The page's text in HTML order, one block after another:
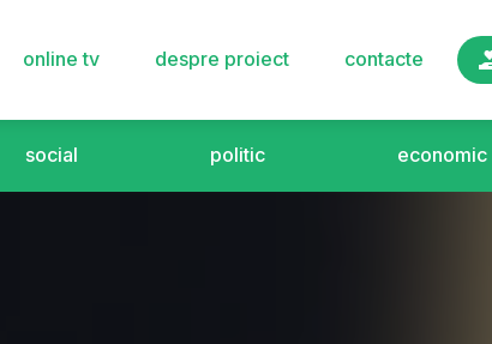
online tv despre proiect contacte
social politic economic